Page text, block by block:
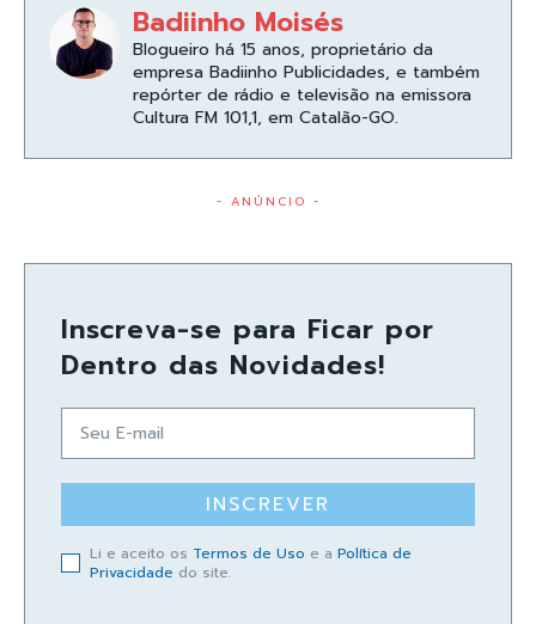
Badiinho Moisés
Blogueiro há 15 anos, proprietário da
empresa Badiinho Publicidades, e também
repórter de rádio e televisão na emissora
Cultura FM 101,1, em Catalão-GO.
- ANÚNCIO -
Inscreva-se para Ficar por
Dentro das Novidades!
INSCREVER
Li e aceito os Termos de Uso e a Política de
Privacidade do site.